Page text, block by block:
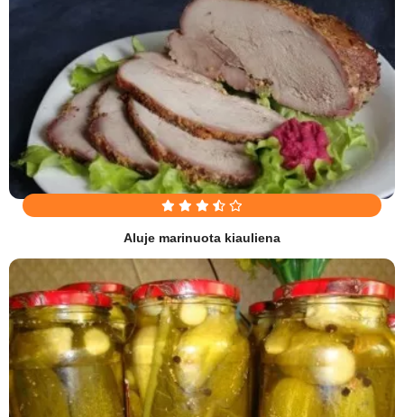
Aluje marinuota kiauliena